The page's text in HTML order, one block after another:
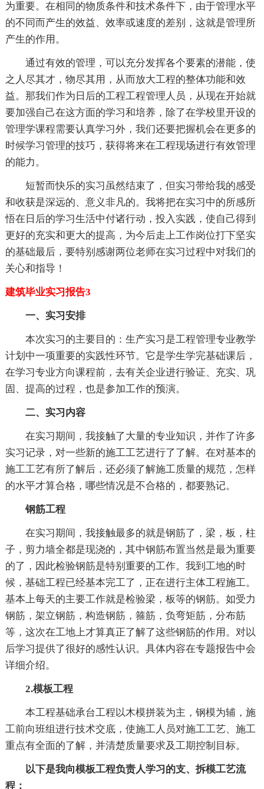
为重要。在相同的物质条件和技术条件下，由于管理水平
的不同而产生的效益、效率或速度的差别，这就是管理所
产生的作用。
通过有效的管理，可以充分发挥各个要素的潜能，使
之人尽其才，物尽其用，从而放大工程的整体功能和效
益。那我们作为日后的工程工程管理人员，从现在开始就
要加强自己在这方面的学习和培养，除了在学校里开设的
管理学课程需要认真学习外，我们还要把握机会在更多的
时候学习管理的技巧，获得将来在工程现场进行有效管理
的能力。
短暂而快乐的实习虽然结束了，但实习带给我的感受
和收获是深远的、意义非凡的。我将把在实习中的所感所
悟在日后的学习生活中付诸行动，投入实践，使自己得到
更好的充实和更大的提高，为今后走上工作岗位打下坚实
的基础最后，要特别感谢两位老师在实习过程中对我们的
关心和指导！
建筑毕业实习报告3
一、实习安排
本次实习的主要目的：生产实习是工程管理专业教学
计划中一项重要的实践性环节。它是学生学完基础课后，
在学习专业方向课程前，去有关企业进行验证、充实、巩
固、提高的过程，也是参加工作的预演。
二、实习内容
在实习期间，我接触了大量的专业知识，并作了许多
实习记录，对一些新的施工工艺进行了了解。在对基本的
施工工艺有所了解后，还必须了解施工质量的规范，怎样
的水平才算合格，哪些情况是不合格的，都要熟记。
钢筋工程
在实习期间，我接触最多的就是钢筋了，梁，板，柱
子，剪力墙全都是现浇的，其中钢筋布置当然是最为重要
的了，因此检验钢筋是特别重要的工作。我到工地的时
候，基础工程已经基本完工了，正在进行主体工程施工。
基本上每天的主要工作就是检验梁，板等的钢筋。如受力
钢筋，架立钢筋，构造钢筋，箍筋，负弯矩筋，分布筋
等，这次在工地上才算真正了解了这些钢筋的作用。对以
后学习提供了很好的感性认识。具体内容在专题报告中会
详细介绍。
2.模板工程
本工程基础承台工程以木模拼装为主，钢模为辅，施
工前向班组进行技术交底，使施工人员对施工工艺、施工
重点有全面的了解，并清楚质量要求及工期控制目标。
以下是我向模板工程负责人学习的支、拆模工艺流
程：